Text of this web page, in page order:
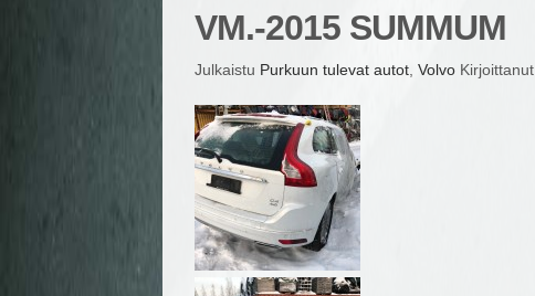
VM.-2015 SUMMUM
Julkaistu Purkuun tulevat autot, VolvoKirjoittanut